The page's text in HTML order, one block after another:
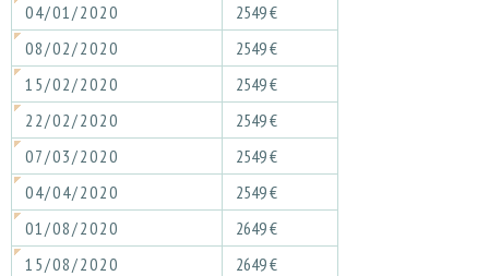
04/01/2020
2549 €
08/02/2020
2549 €
15/02/2020
2549 €
22/02/2020
2549 €
07/03/2020
2549 €
04/04/2020
2549 €
01/08/2020
2649 €
15/08/2020
2649 €